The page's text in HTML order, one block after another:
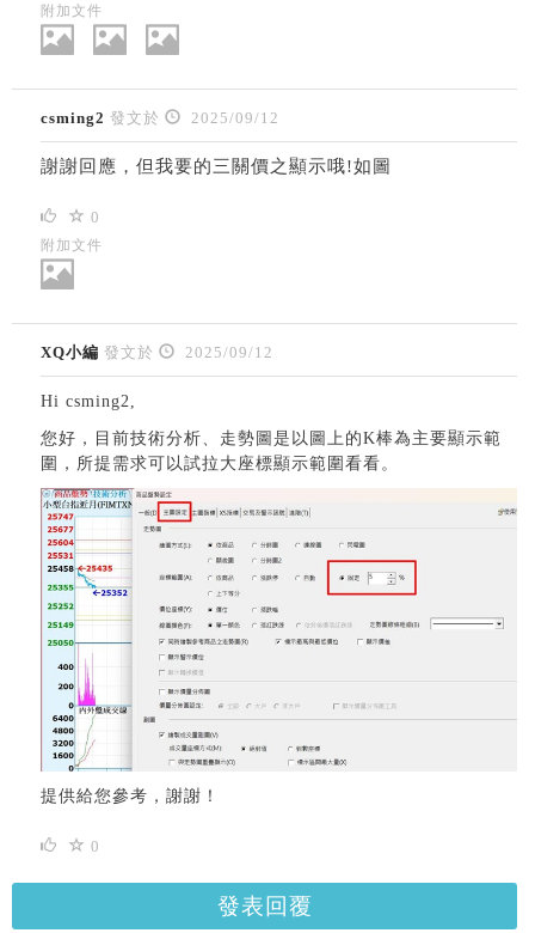
附加文件
csming2 發文於 2025/09/12
謝謝回應，但我要的三關價之顯示哦!如圖
0
附加文件
XQ小編 發文於 2025/09/12
Hi csming2,
您好，目前技術分析、走勢圖是以圖上的K棒為主要顯示範
圍， 所提需求可以試拉大座標顯示範圍看看。
提供給您參考，謝謝！
0
發表回覆